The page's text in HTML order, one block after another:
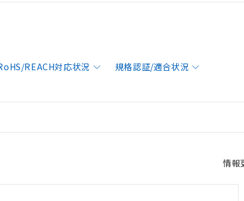
REACH対応状況 規格認証/適合状況
情報